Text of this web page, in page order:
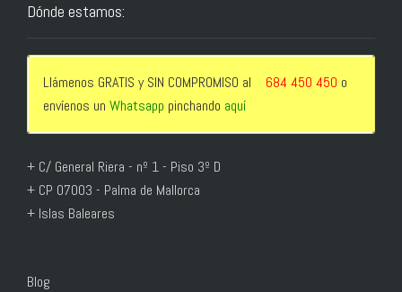
Dónde estamos:
Llámenos GRATIS y SIN COMPROMISO al 684 450 450 o
envíenos un Whatsapp pinchando aquí
+ C/ General Riera - nº 1 - Piso 3º D
+ CP 07003 - Palma de Mallorca
+ Islas Baleares
Blog